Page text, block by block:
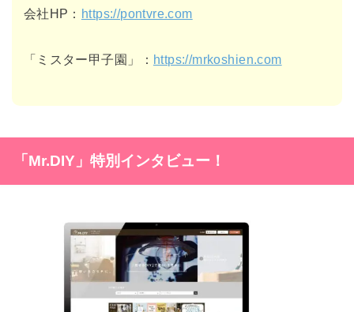
会社HP： https://pontvre.com
「ミスター甲子園」： https://mrkoshien.com
「Mr.DIY」特別インタビュー！